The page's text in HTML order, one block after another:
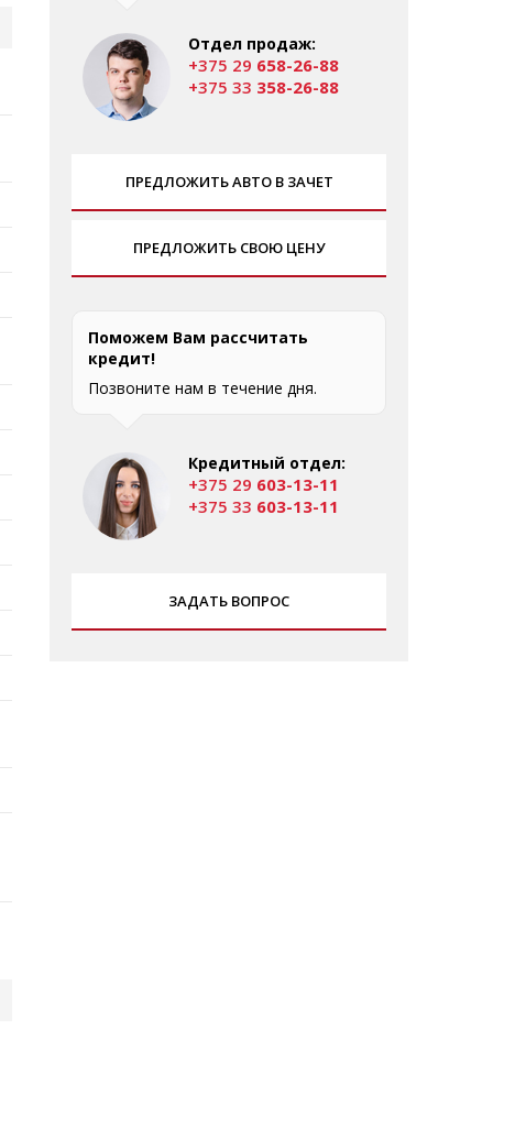
Отдел продаж:
+375 29 658-26-88
+375 33 358-26-88
ПРЕДЛОЖИТЬ АВТО В ЗАЧЕТ
ПРЕДЛОЖИТЬ СВОЮ ЦЕНУ
Поможем Вам рассчитать
кредит!
Позвоните нам в течение дня.
Кредитный отдел:
+375 29 603-13-11
+375 33 603-13-11
ЗАДАТЬ ВОПРОС